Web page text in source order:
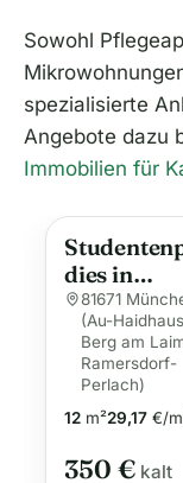
Sowohl
spezialisierte
Angebote dazu
Immobilien für
dies in
München-
am Laim
81671
(Au-
Berg am
Ramersdorf-
Perlach)
12m²29,17€/
350 €kalt